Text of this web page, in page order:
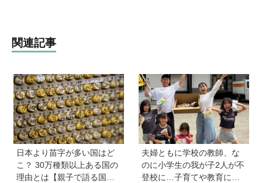
関連記事
日本より苗字が多い国はど
こ？ 30万種類以上ある国の
理由とは【親子で語る国際
夫婦ともに学校の教師、な
のに小学生の我が子2人が不
登校に…子育てや教育に悩